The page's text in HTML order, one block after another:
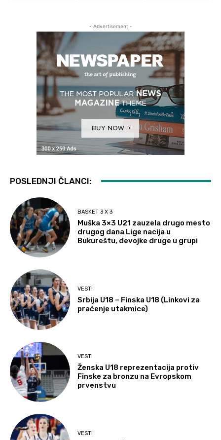
- Advertisement -
POSLEDNJI ČLANCI:
BASKET 3 X 3
Muška 3×3 U21 zauzela drugo mesto
drugog dana Lige nacija u
Bukureštu, devojke druge u grupi
VESTI
Srbija U18 – Finska U18 (Linkovi za
praćenje utakmice)
VESTI
Ženska U18 reprezentacija protiv
Finske za bronzu na Evropskom
prvenstvu
VESTI